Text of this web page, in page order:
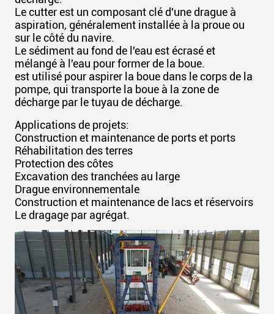
Le cutter est un composant clé d'une drague à
aspiration, généralement installée à la proue ou
sur le côté du navire.
Le sédiment au fond de l'eau est écrasé et
mélangé à l'eau pour former de la boue.
est utilisé pour aspirer la boue dans le corps de la
pompe, qui transporte la boue à la zone de
décharge par le tuyau de décharge.
Applications de projets:
Construction et maintenance de ports et ports
Réhabilitation des terres
Protection des côtes
Excavation des tranchées au large
Drague environnementale
Construction et maintenance de lacs et réservoirs
Le dragage par agrégat.